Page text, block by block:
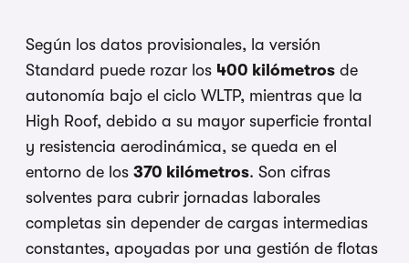
Según los datos provisionales, la versión
Standard puede rozar los 400 kilómetros de
autonomía bajo el ciclo WLTP, mientras que la
High Roof, debido a su mayor superficie frontal
y resistencia aerodinámica, se queda en el
entorno de los 370 kilómetros. Son cifras
solventes para cubrir jornadas laborales
completas sin depender de cargas intermedias
constantes, apoyadas por una gestión de flotas